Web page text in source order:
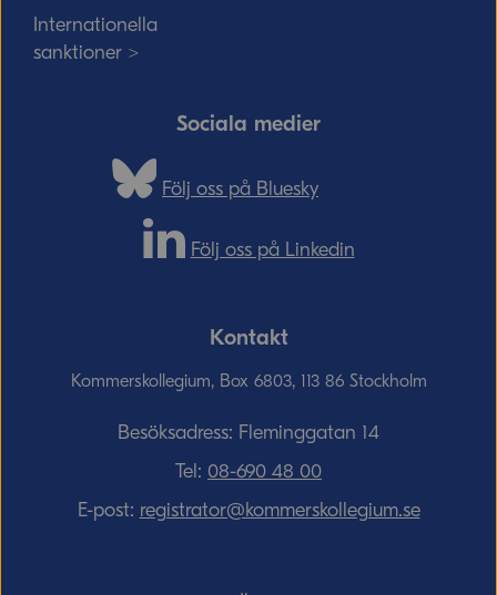
Internationella
sanktioner >
Sociala medier
Följ oss på Bluesky
Följ oss på Linkedin
Kontakt
Kommerskollegium, Box 6803, 113 86 Stockholm
Besöksadress: Fleminggatan 14
Tel: 08-690­ 48­ 00
E-post: registrator@kommerskollegium.se